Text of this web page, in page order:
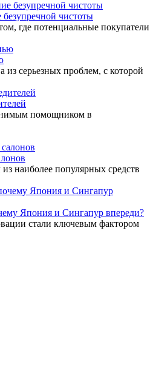
чистоты
где потенциальные покупатели
серьезных проблем, с которой
помощником в
наиболее популярных средств
Япония и Сингапур впереди?
стали ключевым фактором